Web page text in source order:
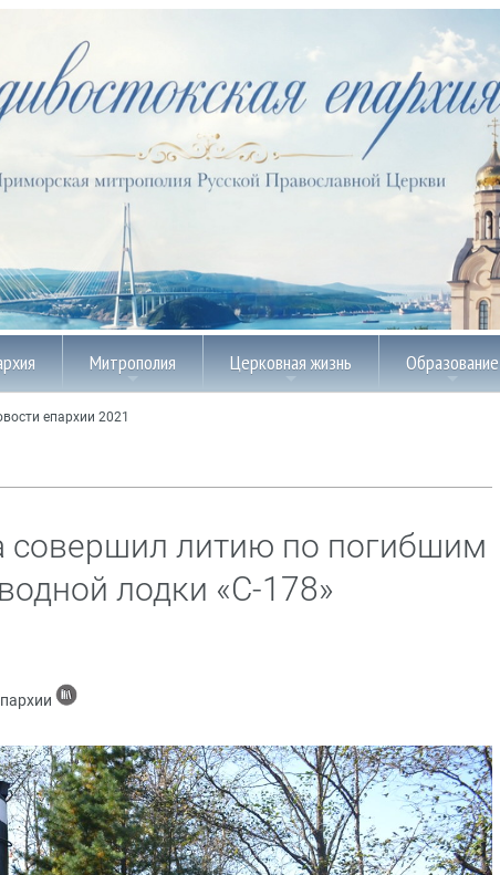
Митрополия Церковная жизнь Образование
епархии 2021
совершил литию по погибшим
лодки «С-178»